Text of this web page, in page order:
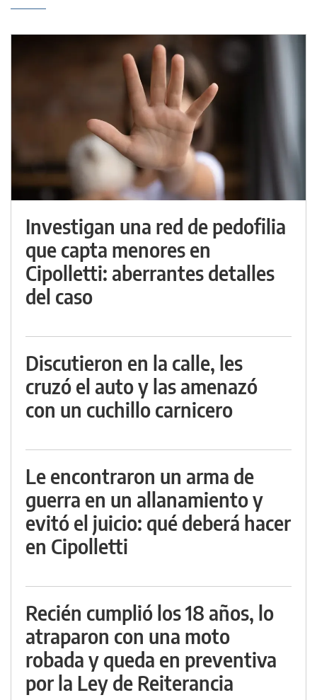
Investigan una red de pedofilia
que capta menores en
Cipolletti: aberrantes detalles
del caso
Discutieron en la calle, les
cruzó el auto y las amenazó
con un cuchillo carnicero
Le encontraron un arma de
guerra en un allanamiento y
evitó el juicio: qué deberá hacer
en Cipolletti
Recién cumplió los 18 años, lo
atraparon con una moto
robada y queda en preventiva
por la Ley de Reiterancia